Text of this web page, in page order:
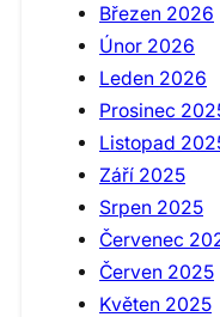
Březen 2026
Únor 2026
Leden 2026
Prosinec
Listopad
Září 2025
Srpen 2025
Červenec
Červen 2025
Květen 2025